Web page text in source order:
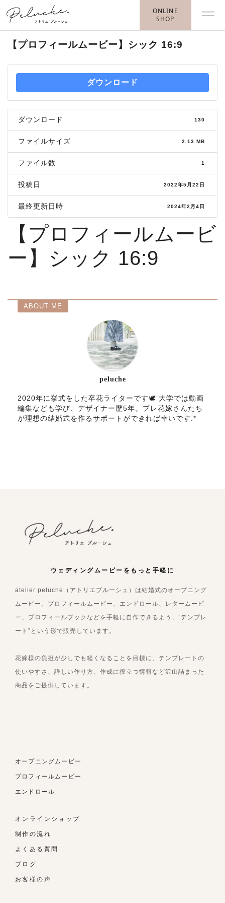
ONLINE
SHOP
【プロフィールムービー】シック 16:9
ダウンロード
ダウンロード 130
ファイルサイズ 2.13 MB
ファイル数 1
投稿日 2022年5月22日
最終更新日時 2024年2月4日
【プロフィールムービ
ー】シック 16:9
ABOUT ME
peluche
2020年に挙式をした卒花ライターです🕊 大学では動画
編集なども学び、デザイナー歴5年。プレ花嫁さんたち
が理想の結婚式を作るサポートができれば幸いです.*
ウェディングムービーをもっと手軽に
atelier peluche（アトリエプルーシュ）は結婚式のオープニング
ムービー、プロフィールムービー、エンドロール、レタームービ
ー、プロフィールブックなどを手軽に自作できるよう、”テンプレ
ート”という形で販売しています。
花嫁様の負担が少しでも軽くなることを目標に、テンプレートの
使いやすさ、詳しい作り方、作成に役立つ情報など沢山詰まった
商品をご提供しています。
オープニングムービー
プロフィールムービー
エンドロール
オンラインショップ
制作の流れ
よくある質問
ブログ
お客様の声